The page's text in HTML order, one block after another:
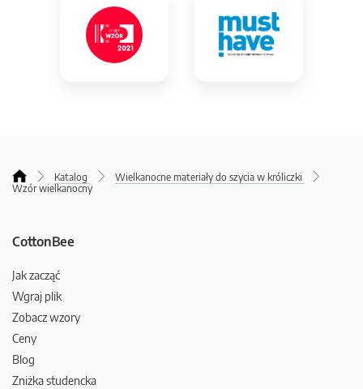
Katalog
Wielkanocne materiały do szycia w króliczki
Wzór wielkanocny
CottonBee
Jak zacząć
Wgraj plik
Zobacz wzory
Ceny
Blog
Zniżka studencka